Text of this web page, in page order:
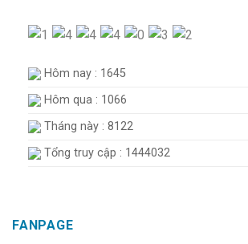
Hôm nay : 1645
Hôm qua : 1066
Tháng này : 8122
Tổng truy cập : 1444032
FANPAGE